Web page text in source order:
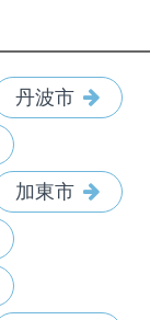
丹波市
加東市